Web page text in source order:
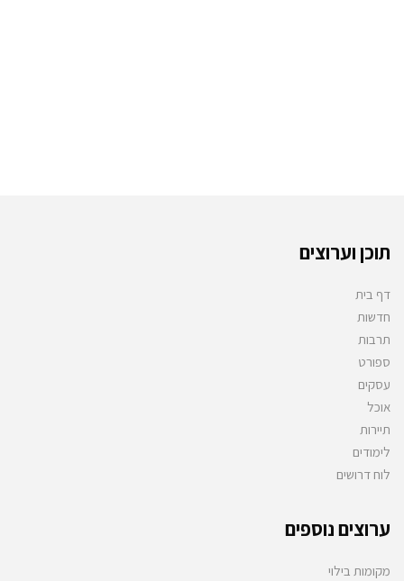
תוכן וערוצים
דף בית
חדשות
תרבות
ספורט
עסקים
אוכל
תיירות
לימודים
לוח דרושים
ערוצים נוספים
מקומות בילוי